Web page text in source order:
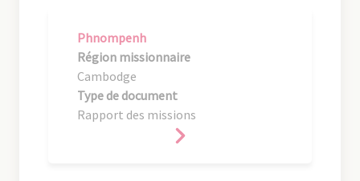
Phnompenh
Région missionnaire
Cambodge
Type de document
Rapport des missions